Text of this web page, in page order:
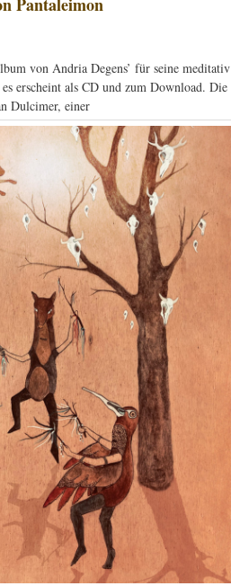
von Andria Degens’ für seine meditativ
erscheint als CD und zum Download. Die
Dulcimer, einer